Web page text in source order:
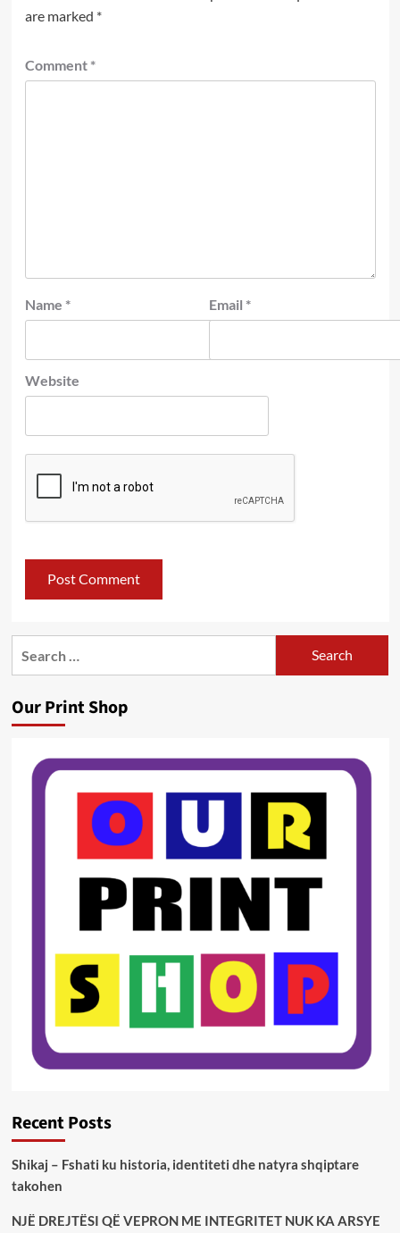
are marked *
Comment *
Name * Email *
Website
Our Print Shop
Recent Posts
Shikaj – Fshati ku historia, identiteti dhe natyra shqiptare
takohen
NJË DREJTËSI QË VEPRON ME INTEGRITET NUK KA ARSYE